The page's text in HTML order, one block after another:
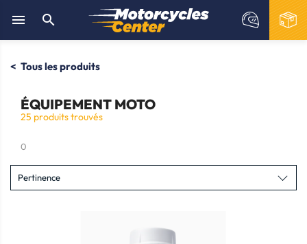
 
Tous les produits
ÉQUIPEMENT MOTO
25 produits trouvés
0
Pertinence